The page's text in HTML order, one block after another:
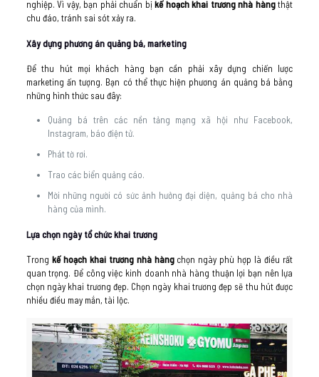
nghiệp. Vì vậy, bạn phải chuẩn bịkế hoạch khai trương nhà hàngthật
chu đáo, tránh sai sót xảy ra.
Xây dựng phương án quảng bá, marketing
Để thu hút mọi khách hàng bạn cần phải xây dựng chiến lược
marketing ấn tượng. Bạn có thể thực hiện phương án quảng bá bằng
những hình thức sau đây:
Quảng bá trên các nền tảng mạng xã hội như Facebook,
Instagram, báo điện tử.
Phát tờ rơi.
Trao các biển quảng cáo.
Mời những người có sức ảnh hưởng đại diện, quảng bá cho nhà
hàng của mình.
Lựa chọn ngày tổ chức khai trương
Trong kế hoạch khai trương nhà hàngchọn ngày phù hợp là điều rất
quan trọng. Để công việc kinh doanh nhà hàng thuận lợi bạn nên lựa
chọn ngày khai trương đẹp. Chọn ngày khai trương đẹp sẽ thu hút được
nhiều điều may mắn, tài lộc.